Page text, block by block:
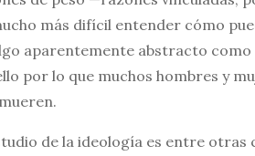
más difícil entender cómo
aparentemente abstracto como
por lo que muchos hombres y
de la ideología es entre otras